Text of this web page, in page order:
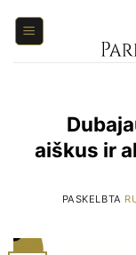
prie
aiškus ir
PASKELBTA